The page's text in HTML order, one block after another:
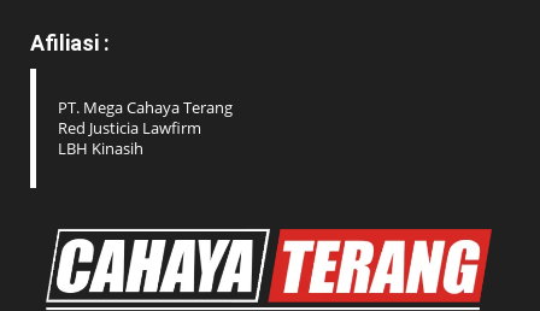
Afiliasi :
PT. Mega Cahaya Terang
Red Justicia Lawfirm
LBH Kinasih